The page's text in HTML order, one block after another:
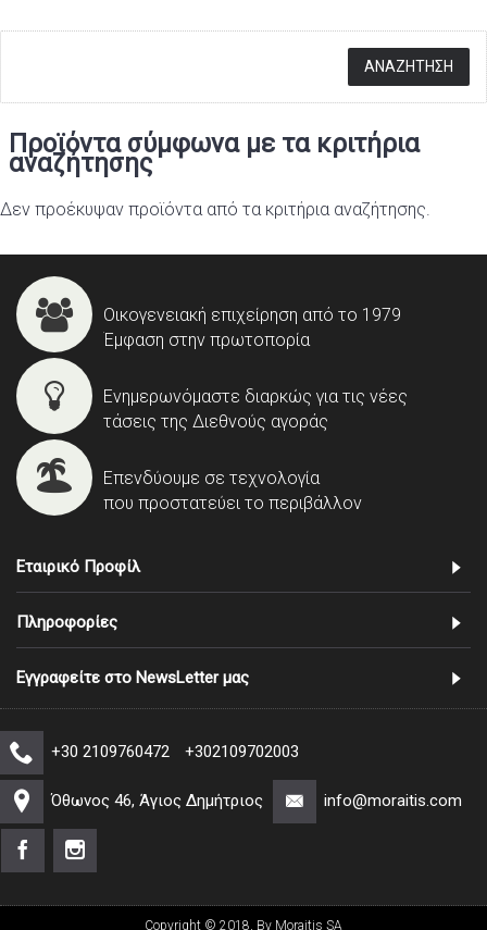
Προϊόντα σύμφωνα με τα κριτήρια
αναζήτησης
Δεν προέκυψαν προϊόντα από τα κριτήρια αναζήτησης.
Οικογενειακή επιχείρηση από το 1979
Έμφαση στην πρωτοπορία
Ενημερωνόμαστε διαρκώς για τις νέες
τάσεις της Διεθνούς αγοράς
Επενδύουμε σε τεχνολογία
που προστατεύει το περιβάλλον
Εταιρικό Προφίλ
Πληροφορίες
Εγγραφείτε στο NewsLetter μας
+30 2109760472 +302109702003
Όθωνος 46, Άγιος Δημήτριος info@moraitis.com
Copyright © 2018, By Moraitis SA